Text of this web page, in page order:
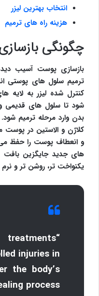
انتخاب بهترین لیزر
هزینه راه های ترمیم
چگونگی
بازسازی پوست آسیب
ترمیم سلول های پوستی
کنترل شده لیزر به
شود تا سلول های قدیمی
بدن وارد مرحله ترمیم
کلاژن و الاستین در
و انعطاف پوست را حفظ
های جدید جایگزین
یکنواخت تر، روشن تر و
treatments
injuries in
the body’s
process.”